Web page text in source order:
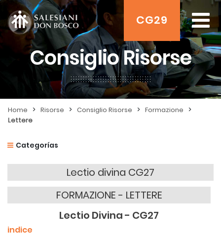
CG29
Consiglio Risorse
Home > Risorse > Consiglio Risorse > Formazione >
Lettere
Categorías
Lectio divina CG27
FORMAZIONE - LETTERE
Lectio Divina - CG27
indice